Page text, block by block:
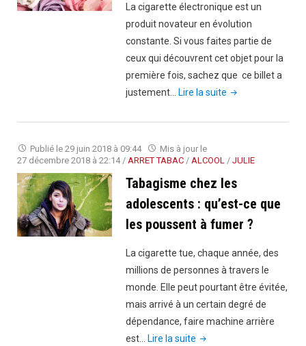
La cigarette électronique est un
produit novateur en évolution
constante. Si vous faites partie de
ceux qui découvrent cet objet pour la
première fois, sachez que ce billet a
justement…
Lire la suite "Pourquoi
à
cigarette
Publié le 29 juin 2018 à 09:44
Mis à jour le
27 décembre 2018 à 22:14 / ARRET TABAC / ALCOOL / JULIE
Tabagisme chez les
adolescents : qu’est-ce que
les poussent à fumer ?
La cigarette tue, chaque année, des
millions de personnes à travers le
monde. Elle peut pourtant être évitée,
mais arrivé à un certain degré de
dépendance, faire machine arrière
est…
Lire la suite "Tabagisme